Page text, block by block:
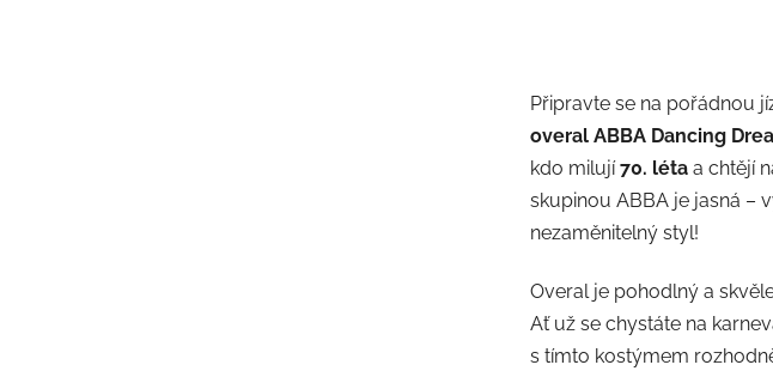
Připravte se na pořádnou
overal ABBA Dancing
kdo milují70. léta a chtějí
skupinou ABBA je jasná –
nezaměnitelný styl!
Overal je pohodlný a
Ať už se chystáte na
s tímto kostýmem